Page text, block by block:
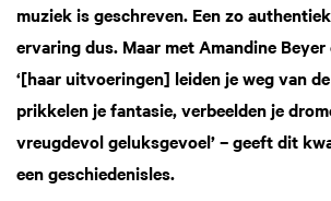
muziek is geschreven. Een zo
ervaring dus. Maar met Amandine
‘[haar uitvoeringen] leiden je weg van
prikkelen je fantasie, verbeelden je
vreugdevol geluksgevoel’ – geeft dit
een geschiedenisles.